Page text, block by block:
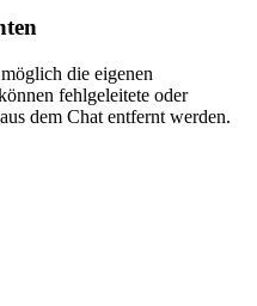
die eigenen
fehlgeleitete oder
dem Chat entfernt werden.